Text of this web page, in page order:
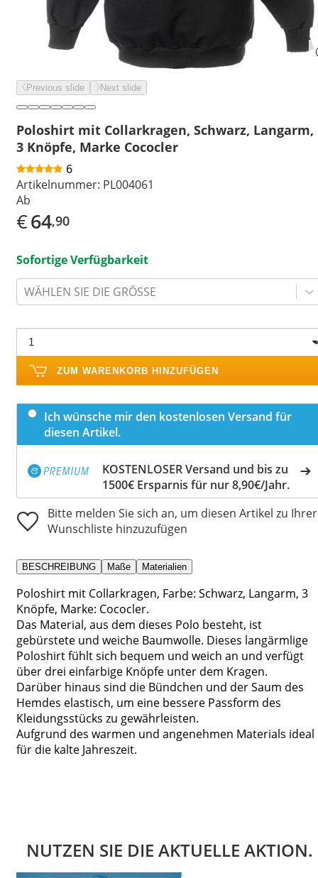
Previous slide Next slide
Poloshirt mit Collarkragen, Schwarz, Langarm,
3 Knöpfe, Marke Cococler
6
Artikelnummer: PL004061
Ab
€64,90
Sofortige Verfügbarkeit
WÄHLEN SIE DIE GRÖSSE
ZUM WARENKORB HINZUFÜGEN
Ich wünsche mir den kostenlosen Versand für
diesen Artikel.
KOSTENLOSER Versand und bis zu
1500€ Ersparnis für nur 8,90€/Jahr.
Bitte melden Sie sich an, um diesen Artikel zu Ihrer
Wunschliste hinzuzufügen
BESCHREIBUNG Maße Materialien
Poloshirt mit Collarkragen, Farbe: Schwarz, Langarm, 3
Knöpfe, Marke: Cococler.
Das Material, aus dem dieses Polo besteht, ist
gebürstete und weiche Baumwolle. Dieses langärmlige
Poloshirt fühlt sich bequem und weich an und verfügt
über drei einfarbige Knöpfe unter dem Kragen.
Darüber hinaus sind die Bündchen und der Saum des
Hemdes elastisch, um eine bessere Passform des
Kleidungsstücks zu gewährleisten.
Aufgrund des warmen und angenehmen Materials ideal
für die kalte Jahreszeit.
NUTZEN SIE DIE AKTUELLE AKTION.